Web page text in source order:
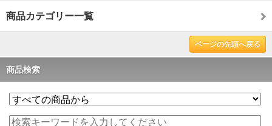
商品カテゴリー一覧
ページの先頭へ戻る
商品検索